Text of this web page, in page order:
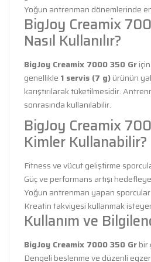
Yoğun antrenman dönemlerinde
BigJoy Creamix
Nasıl Kullanılır?
BigJoy Creamix 7000 350 Gr
genellikle 1 servis (7 g)ürünün
karıştırılarak tüketilmesidir.
sonrasında kullanılabilir.
BigJoy Creamix
Kimler Kullanabilir?
Fitness ve vücut geliştirme
Güç ve performans artışı
Yoğun antrenman yapan sporcular
Kreatin takviyesi kullanmak
Kullanım ve
BigJoy Creamix 7000 350 Grbir
Dengeli beslenme ve düzenli